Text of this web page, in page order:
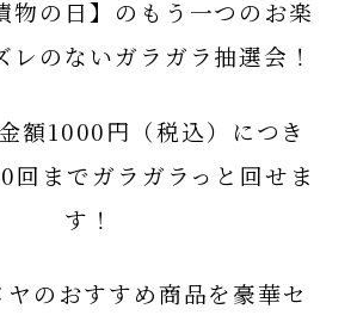
物の日】のもう一つのお楽
レのないガラガラ抽選会！
額1000円（税込）につき
回までガラガラっと回せま
す！
ヤのおすすめ商品を豪華セ